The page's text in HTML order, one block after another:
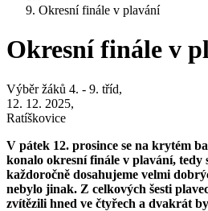
Okresní finále v plavání
Okresní finále v
Výběr žáků 4. - 9. tříd,
12. 12. 2025,
Ratíškovice
V pátek 12. prosince se na krytém
konalo okresní finále v plavání, tedy
každoročně dosahujeme velmi
nebylo jinak. Z celkových šesti
zvítězili hned ve čtyřech a dvakrát